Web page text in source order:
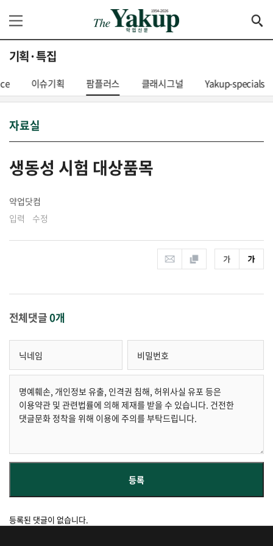
기획·특집
이슈기획 팜플러스 클래시그널 Yakup-specials
자료실
생동성 시험 대상품목
약업닷컴
입력 수정
전체댓글0개
등록된 댓글이 없습니다.